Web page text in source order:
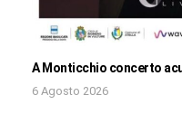
A Monticchio concerto
6 Agosto 2026